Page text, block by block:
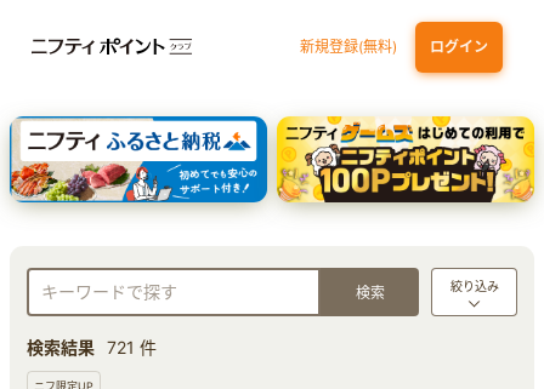
新規登録(無料) ログイン
三井住友カード ゴールド（NL）（家族カード発行） dカード GOLD
【実質初月無料】DMM | Disney+(ディズニープラス) セットプラン
SBI証券 確定拠出年金（iDeCo）
絞り込み
検索結果 721 件
ニフ限定UP